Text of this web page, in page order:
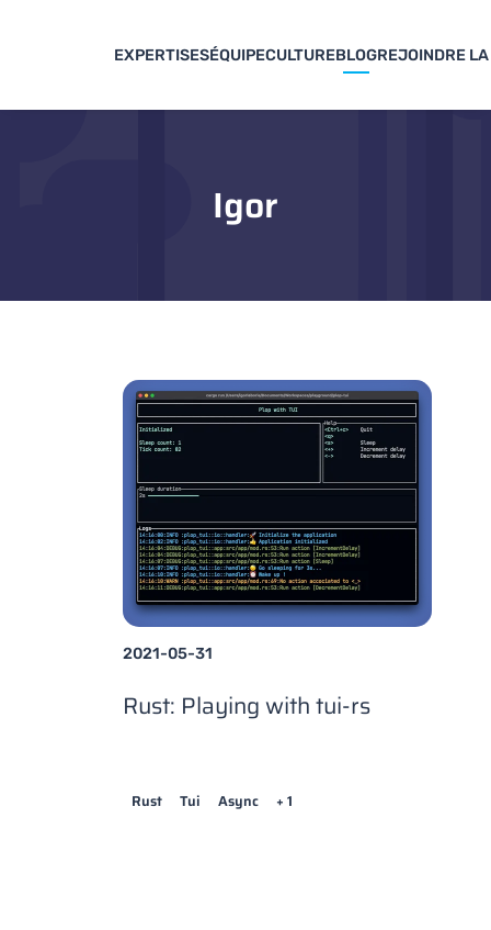
EXPERTISESÉQUIPECULTUREBLOGREJOINDRE
Igor
2021-05-31
Rust: Playing with tui-rs
Rust Tui Async + 1